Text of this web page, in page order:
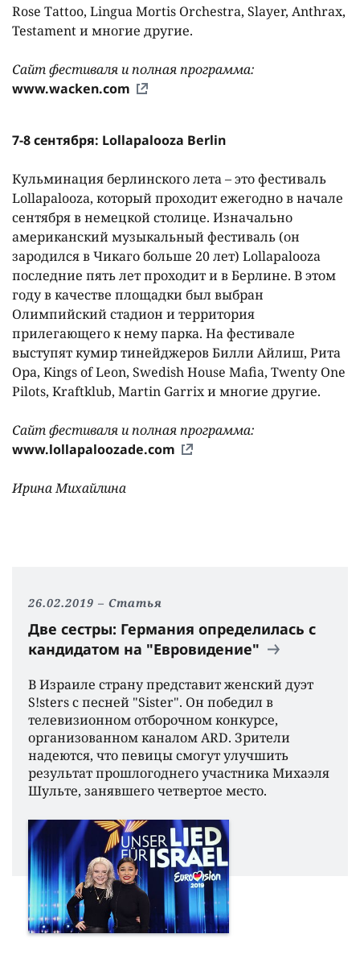
Rose Tattoo, Lingua Mortis Orchestra, Slayer, Anthrax,
Testament и многие другие.
Сайт фестиваля и полная программа:
www.wacken.com
7-8 сентября: Lollapalooza Berlin
Кульминация берлинского лета – это фестиваль
Lollapalooza, который проходит ежегодно в начале
сентября в немецкой столице. Изначально
американский музыкальный фестиваль (он
зародился в Чикаго больше 20 лет) Lollapalooza
последние пять лет проходит и в Берлине. В этом
году в качестве площадки был выбран
Олимпийский стадион и территория
прилегающего к нему парка. На фестивале
выступят кумир тинейджеров Билли Айлиш, Рита
Ора, Kings of Leon, Swedish House Mafia, Twenty One
Pilots, Kraftklub, Martin Garrix и многие другие.
Сайт фестиваля и полная программа:
www.lollapaloozade.com
Ирина Михайлина
26.02.2019 Статья
Две сестры: Германия определилась с
кандидатом на "Евровидение"
В Израиле страну представит женский дуэт
S!sters с песней "Sister". Он победил в
телевизионном отборочном конкурсе,
организованном каналом ARD. Зрители
надеются, что певицы смогут улучшить
результат прошлогоднего участника Михаэля
Шульте, занявшего четвертое место.